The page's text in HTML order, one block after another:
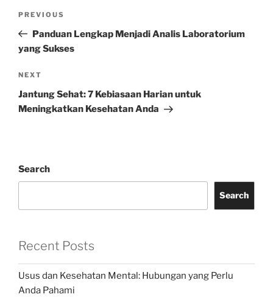
Previous
Post
PREVIOUS
Panduan Lengkap Menjadi Analis Laboratorium
yang Sukses
Next
Post
NEXT
Jantung Sehat: 7 Kebiasaan Harian untuk
Meningkatkan Kesehatan Anda
Search
Search
Recent Posts
Usus dan Kesehatan Mental: Hubungan yang Perlu
Anda Pahami